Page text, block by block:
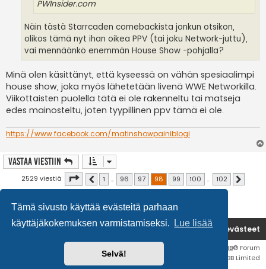
Tämä sivusto käyttää evästeitä parhaan
käyttäjäkokemuksen varmistamiseksi.
Lue lisää
Selvä!
PWInsider.com
Näin tästä Starrcaden comebackista jonkun otsikon,
olikos tämä nyt ihan oikea PPV (tai joku Network-juttu),
vai mennäänkö enemmän House Show -pohjalla?
Minä olen käsittänyt, että kyseessä on vähän spesiaalimpi
house show, joka myös lähetetään livenä WWE Networkilla.
Viikottaisten puolella tätä ei ole rakenneltu tai matseja
edes mainosteltu, joten tyypillinen ppv tämä ei ole.
https://www.facebook.com/matinshowpainiblogi
Vastaa Viestiin
2529 viestiä Sivu /
Edellinen
1 … 96 97 98 99 100 … 102
Etusivu Poista evästeet
phpBB® Forum
Software © phpBB Limited